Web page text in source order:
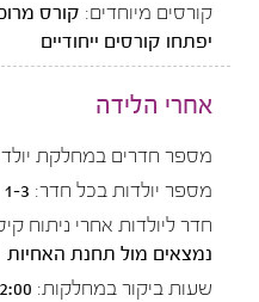
קורסים מיוחדים:
יפתחו קורסים ייחודיים
אחרי הלידה
מספר חדרים במחלקת
מספר יולדות בכל חדר: 1-3
חדר ליולדות אחרי ניתוח
נמצאים מול תחנת האחיות
שעות ביקור במחלקות: